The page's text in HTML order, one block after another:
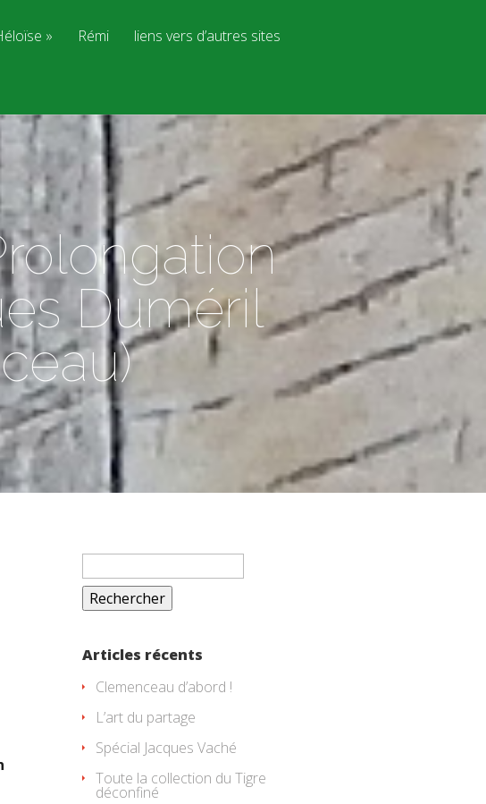
Rémi liens vers d’autres sites
Duméril
Rechercher :
Articles récents
Clemenceau d’abord !
L’art du partage
Spécial Jacques Vaché
Toute la collection du Tigre
déconfiné